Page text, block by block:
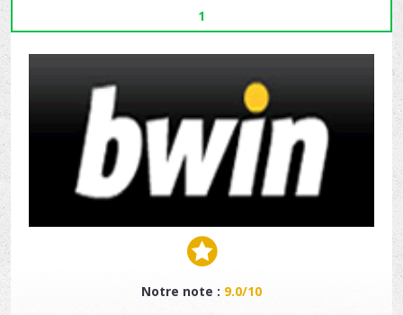
1
Notre note : 9.0/10